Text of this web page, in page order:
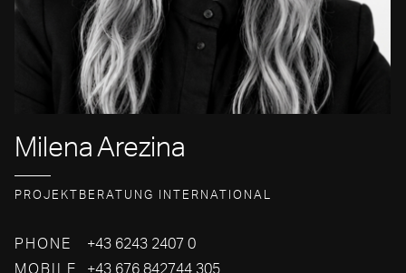
Milena Arezina
PROJEKTBERATUNG INTERNATIONAL
PHONE
+43 6243 2407 0
MOBILE
+43 676 842744 305